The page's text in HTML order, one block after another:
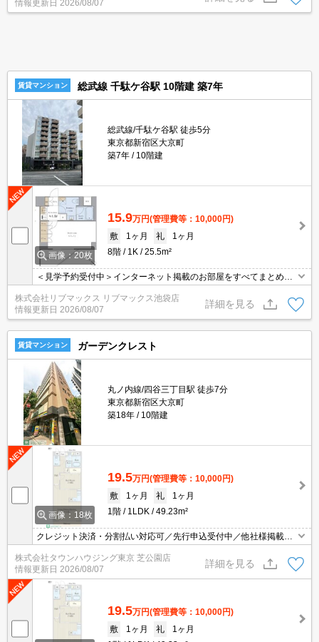
写真・動画送付、WEB契約等来店不要でご契約可能。セキュリティ
充実で安心！お気軽にご相談くださいませ。
情報更新日 2026/08/07
賃貸マンション 総武線 千駄ケ谷駅 10階建 築7年
総武線/千駄ケ谷駅 徒歩5分
東京都新宿区大京町
築7年
10階建
画像：20枚
15.9万円(管理費等：10,000円)
敷
1ヶ月 礼
1ヶ月
8階
1K 25.5m²
＜見学予約受付中＞インターネット掲載のお部屋をすべてまとめて
ご紹介可能！ 初期費用クレジット決済可！問合せ当日でもご予約可
能！他社掲載物件もまとめてご紹介可能です。オンライン案内可。
写真・動画送付、WEB契約等来店不要でご契約可能。セキュリティ
充実で安心！お気軽にご相談くださいませ。
株式会社リブマックス リブマックス池袋店
情報更新日 2026/08/07
詳細を見る
賃貸マンション ガーデンクレスト
丸ノ内線/四谷三丁目駅 徒歩7分
東京都新宿区大京町
築18年
10階建
画像：18枚
19.5万円(管理費等：10,000円)
敷
1ヶ月 礼
1ヶ月
1階
1LDK 49.23m²
クレジット決済・分割払い対応可／先行申込受付中／他社様掲載物
件もまとめてご案内可能／専任物件多数あり
株式会社タウンハウジング東京 芝公園店
情報更新日 2026/08/07
詳細を見る
19.5万円(管理費等：10,000円)
敷
1ヶ月 礼
1ヶ月